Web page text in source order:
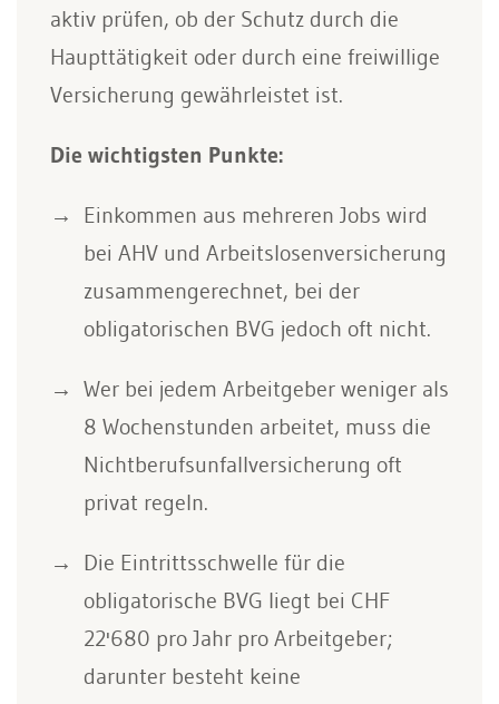
aktiv prüfen, ob der Schutz durch die
Haupttätigkeit oder durch eine freiwillige
Versicherung gewährleistet ist.
Die wichtigsten Punkte:
Einkommen aus mehreren Jobs wird
bei AHV und Arbeitslosenversicherung
zusammengerechnet, bei der
obligatorischen BVG jedoch oft nicht.
Wer bei jedem Arbeitgeber weniger als
8 Wochenstunden arbeitet, muss die
Nichtberufsunfallversicherung oft
privat regeln.
Die Eintrittsschwelle für die
obligatorische BVG liegt bei CHF
22'680 pro Jahr pro Arbeitgeber;
darunter besteht keine